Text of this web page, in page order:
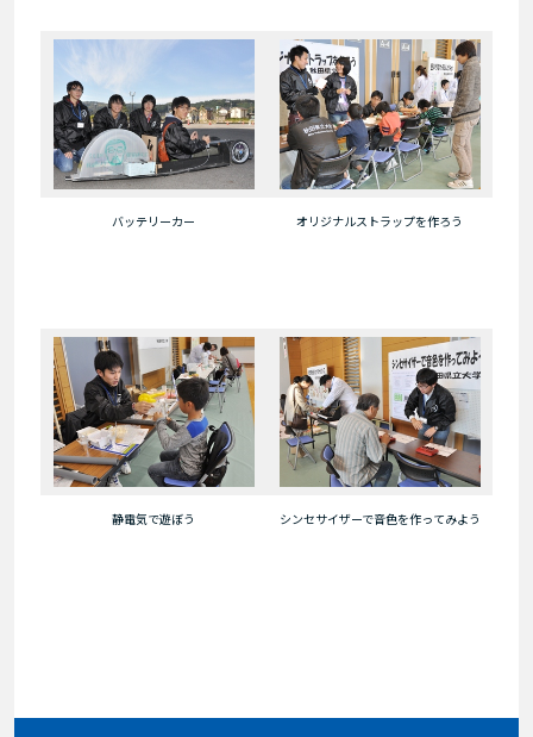
バッテリーカー オリジナルストラップを作ろう
静電気で遊ぼう シンセサイザーで音色を作ってみよう